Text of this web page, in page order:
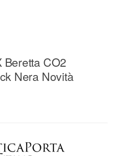
Beretta CO2
Nera Novità